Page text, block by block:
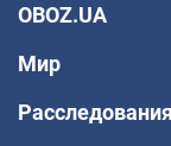
OBOZ.UA
Мир
Расследования